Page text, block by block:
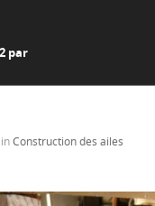
par
inConstruction des ailes